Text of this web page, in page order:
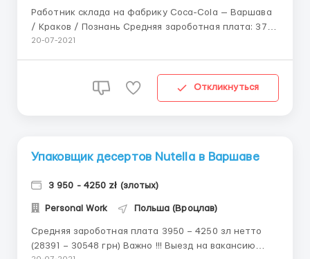
Работник склада на фабрику Coca-Cola — Варшава
/ Краков / Познань Средняя зароботная плата: 3780
- 4540 зл нетто (27170– 32632грн); Важно !!! Выезд
отсутствие прогул...
20-07-2021
Откликнуться
Упаковщик десертов Nutella в Варшаве
3 950 - 4250 zł (злотых)
Personal Work Польша (Вроцлав)
Средняя зароботная плата 3950 – 4250 зл нетто
(28391 – 30548 грн) Важно !!! Выезд на вакансию